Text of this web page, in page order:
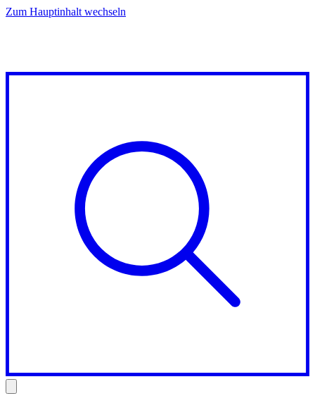
Zum Hauptinhalt wechseln